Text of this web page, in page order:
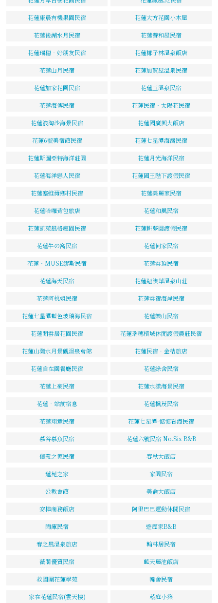
花蓮康晨有機果園民宿 花蓮大方花園小木屋
花蓮後湖水月民宿 花蓮養和屋民宿
花蓮瑞穗‧好朋友民宿 花蓮椰子林溫泉飯店
花蓮山月民宿 花蓮加賀屋溫泉民宿
花蓮加家花園民宿 花蓮玉溫泉民宿
花蓮海傳民宿 花蓮民宿‧太陽花民宿
花蓮浪淘沙海景民宿 花蓮國廣興大飯店
花蓮6號美宿館民宿 花蓮七星潭海灣民宿
花蓮斯圖亞特海洋莊園 花蓮月光海洋民宿
花蓮海洋戀人民宿 花蓮國王陛下渡假民宿
花蓮塞維爾鄉村民宿 花蓮美麗家民宿
花蓮哈囉背包旅店 花蓮和風民宿
花蓮凱苑風格庭園民宿 花蓮耕夢園渡假民宿
花蓮牛の窩民宿 花蓮何家民宿
花蓮‧MUSE繆斯民宿 花蓮雲頂民宿
花蓮海天民宿 花蓮紐澳華溫泉山莊
花蓮阿桃姐民宿 花蓮雲宿海岸民宿
花蓮七星潭藍色玻璃海民宿 花蓮樂山民宿
花蓮閒雲居花園民宿 花蓮瑞穗檳城休閒渡假農莊民宿
花蓮山灣水月景觀溫泉會館 花蓮民宿．金桔旅店
花蓮自在園餐廳民宿 花蓮綠舍民宿
花蓮上豪民宿 花蓮水漾海景民宿
花蓮‧站前宿息 花蓮楓茂民宿
花蓮翔意民宿 花蓮七星潭-惦惦看海民宿
慕谷慕魚民宿 花蓮六號民宿 No.Six B&B
信義之家民宿 春秋大飯店
蓮苑之家 家園民宿
公教會館 美侖大飯店
安樺商務飯店 阿里巴巴運動休閒民宿
陶庫民宿 遊歷家B&B
春之風溫泉旅店 翰林居民宿
薇閣優質民宿 藍天麗池飯店
救國團花蓮學苑 韓舍民宿
家在花蓮民宿(雲天樓) 菘庭小築